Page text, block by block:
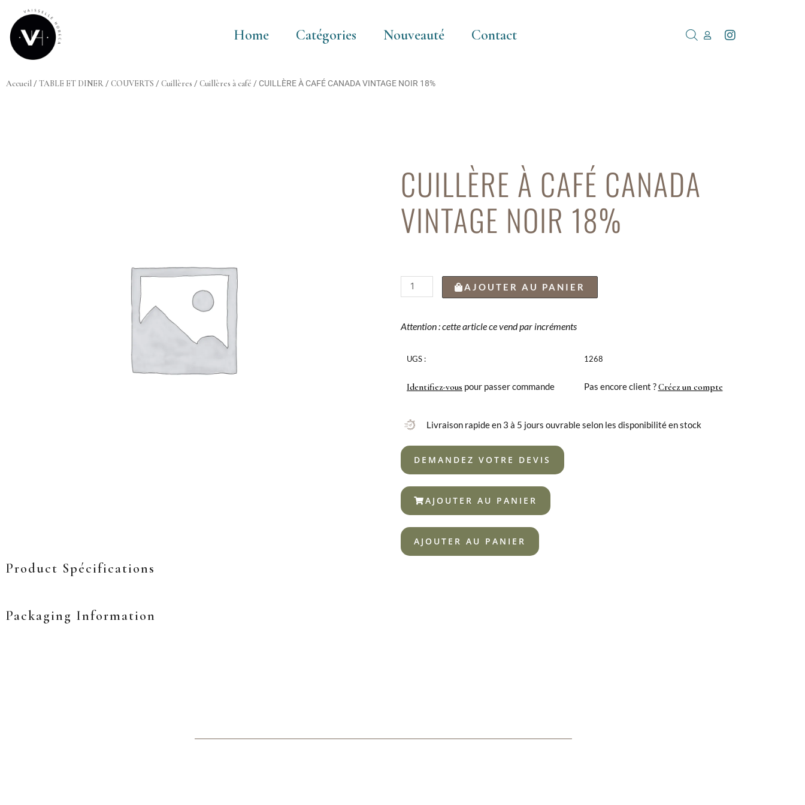
contenu
Home Catégories Nouveauté Contact
Accueil / TABLE ET DINER / COUVERTS / Cuillères / Cuillères à café / CUILLÈRE À CAFÉ CANADA VINTAGE NOIR 18%
CUILLÈRE À CAFÉ CANADA
VINTAGE NOIR 18%
quantité
de
À
CANADA
NOIR
AJOUTER AU PANIER
Attention : cette article ce vend par incréments
UGS :
Identifiez-vous pour passer commande
1268
Pas encore client ?Créez un compte
Livraison rapide en 3 à 5 jours ouvrable selon les disponibilité en stock
DEMANDEZ VOTRE DEVIS
AJOUTER AU PANIER
AJOUTER AU PANIER
Product Spécifications
Packaging Information